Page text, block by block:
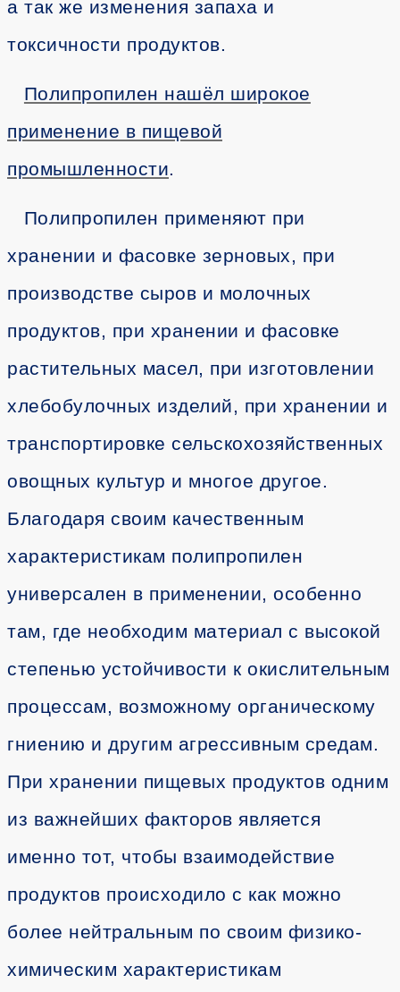
а так же изменения запаха и
токсичности продуктов.
Полипропилен нашёл широкое
применение в пищевой
промышленности.
Полипропилен применяют при
хранении и фасовке зерновых, при
производстве сыров и молочных
продуктов, при хранении и фасовке
растительных масел, при изготовлении
хлебобулочных изделий, при хранении и
транспортировке сельскохозяйственных
овощных культур и многое другое.
Благодаря своим качественным
характеристикам полипропилен
универсален в применении, особенно
там, где необходим материал с высокой
степенью устойчивости к окислительным
процессам, возможному органическому
гниению и другим агрессивным средам.
При хранении пищевых продуктов одним
из важнейших факторов является
именно тот, чтобы взаимодействие
продуктов происходило с как можно
более нейтральным по своим физико-
химическим характеристикам